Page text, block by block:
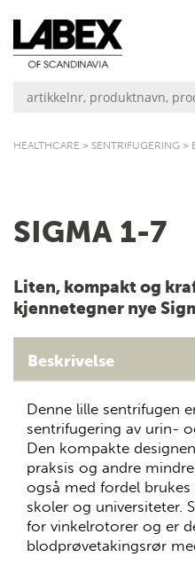
HEALTHCARE > SENTRIFUGERING >
SIGMA 1-7
Liten, kompakt og
kjennetegner nye
Beskrivelse
Denne lille sentrifugen
sentrifugering av urin-
Den kompakte
praksis og andre
også med fordel
skoler og universiteter.
for vinkelrotorer og er
blodprøvetakingsrør